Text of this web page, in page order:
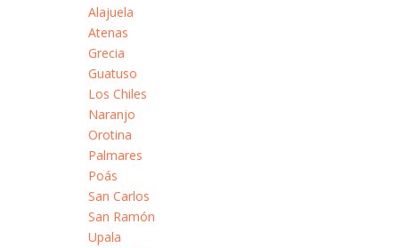
Alajuela
Atenas
Grecia
Guatuso
Los Chiles
Naranjo
Orotina
Palmares
Poás
San Carlos
San Ramón
Upala